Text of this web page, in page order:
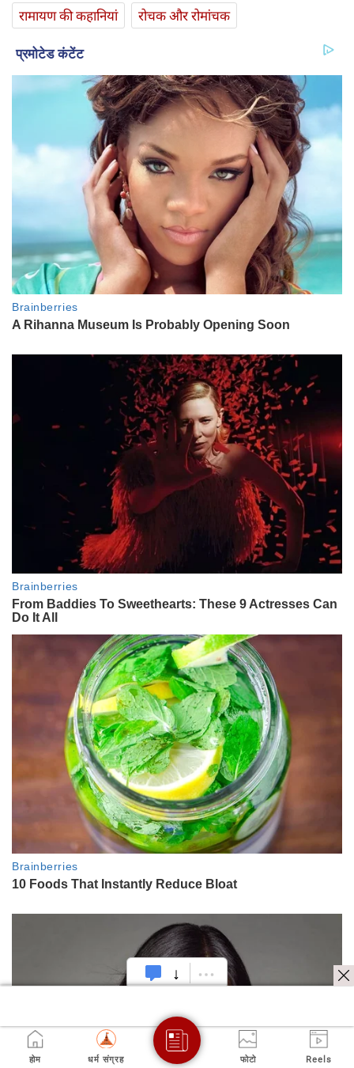
रामायण की कहानियां
रोचक और रोमांचक
होम धर्म संग्रह फोटो Reels